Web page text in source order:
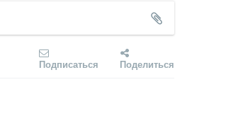
Подписаться Поделиться